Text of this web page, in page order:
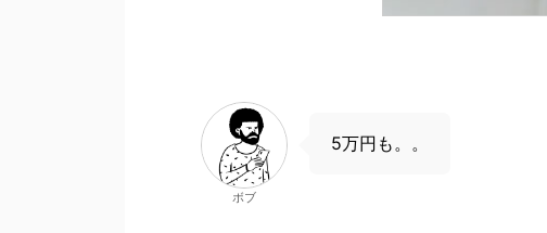
ボブ
5万円も。。